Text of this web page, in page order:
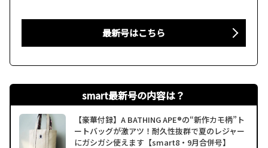
最新号はこちら
smart最新号の内容は？
【豪華付録】A BATHING APE®の“新作カモ柄”ト
ートバッグが激アツ！耐久性抜群で夏のレジャー
にガシガシ使えます【smart8・9月合併号】